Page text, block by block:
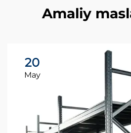
Amaliy
20
May